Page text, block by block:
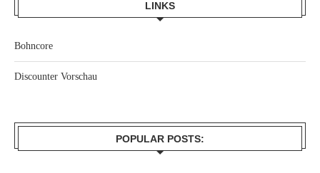
LINKS
Bohncore
Discounter Vorschau
POPULAR POSTS: